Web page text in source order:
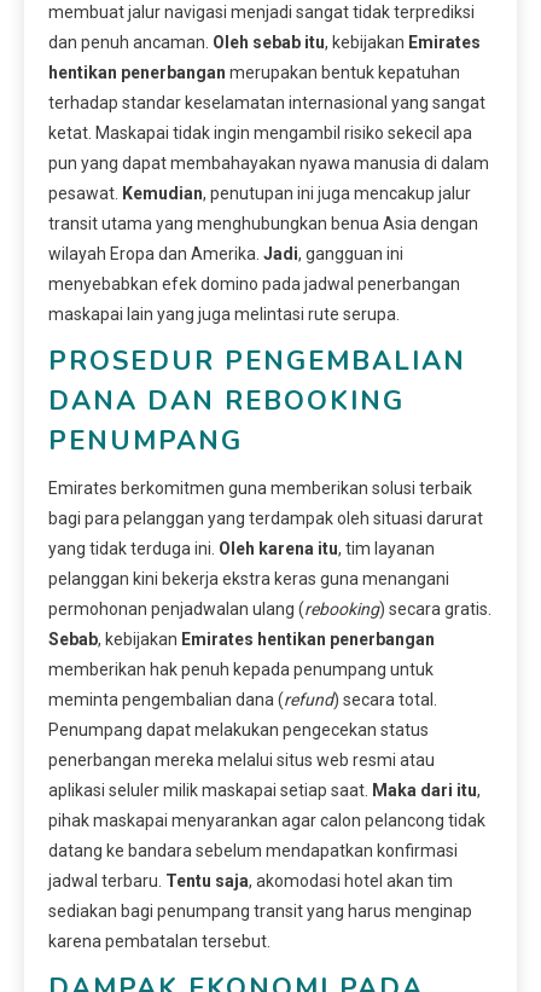
membuat jalur navigasi menjadi sangat tidak terprediksi
dan penuh ancaman. Oleh sebab itu, kebijakan Emirates
hentikan penerbangan merupakan bentuk kepatuhan
terhadap standar keselamatan internasional yang sangat
ketat. Maskapai tidak ingin mengambil risiko sekecil apa
pun yang dapat membahayakan nyawa manusia di dalam
pesawat. Kemudian, penutupan ini juga mencakup jalur
transit utama yang menghubungkan benua Asia dengan
wilayah Eropa dan Amerika. Jadi, gangguan ini
menyebabkan efek domino pada jadwal penerbangan
maskapai lain yang juga melintasi rute serupa.
PROSEDUR PENGEMBALIAN
DANA DAN REBOOKING
PENUMPANG
Emirates berkomitmen guna memberikan solusi terbaik
bagi para pelanggan yang terdampak oleh situasi darurat
yang tidak terduga ini. Oleh karena itu, tim layanan
pelanggan kini bekerja ekstra keras guna menangani
permohonan penjadwalan ulang (rebooking) secara gratis.
Sebab, kebijakan Emirates hentikan penerbangan
memberikan hak penuh kepada penumpang untuk
meminta pengembalian dana (refund) secara total.
Penumpang dapat melakukan pengecekan status
penerbangan mereka melalui situs web resmi atau
aplikasi seluler milik maskapai setiap saat. Maka dari itu,
pihak maskapai menyarankan agar calon pelancong tidak
datang ke bandara sebelum mendapatkan konfirmasi
jadwal terbaru. Tentu saja, akomodasi hotel akan tim
sediakan bagi penumpang transit yang harus menginap
karena pembatalan tersebut.